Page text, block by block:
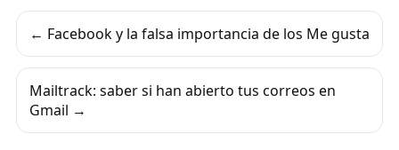
← Facebook y la falsa importancia de los Me gusta
Mailtrack: saber si han abierto tus correos en
Gmail →